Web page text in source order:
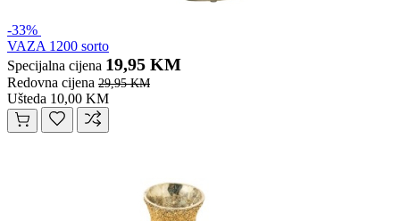
-33%
VAZA 1200 sorto
Specijalna cijena 19,95 KM
Redovna cijena 29,95 KM
Ušteda 10,00 KM